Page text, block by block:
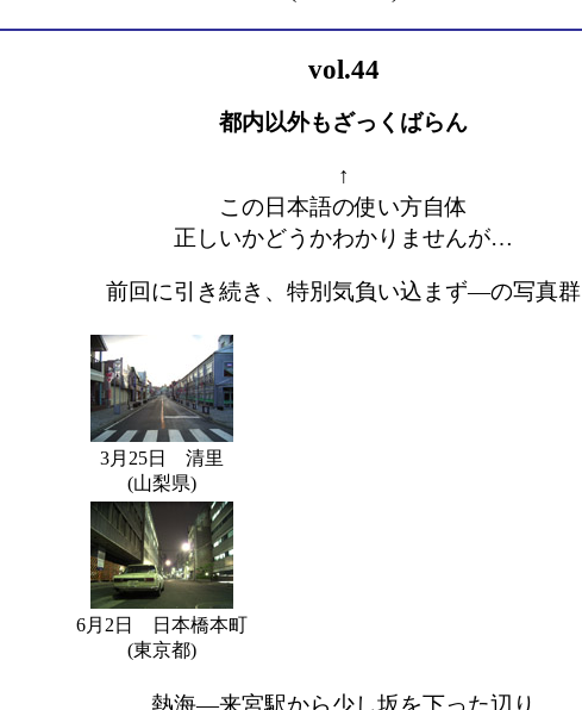
vol.44
都内以外もざっくばらん
↑
この日本語の使い方自体
正しいかどうかわかりませんが…
前回に引き続き、特別気負い込まず―の写真群
3月25日 清里
(山梨県)
6月2日 日本橋本町
(東京都)
熱海―来宮駅から少し坂を下った辺り